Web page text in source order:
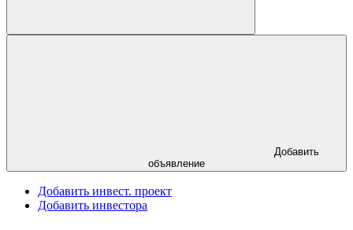
объявление
Добавить инвест. проект
Добавить инвестора